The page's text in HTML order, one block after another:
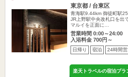
東京都 / 台東区
青海駅9.44km 御徒町駅
JR上野駅中央改札口を出
マルイを正面に…
営業時間 0:00～24:00
入浴料金 700円～
日帰り 宿泊 24時間
楽天トラベルの宿泊プラ